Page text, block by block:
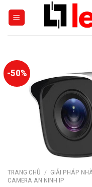
-50%
TRANG CHỦ / GIẢI PHÁP
CAMERA AN NINH IP